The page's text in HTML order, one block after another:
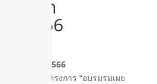
ประจำ
ณ 2566
3 พฤษภาคม 2566
นักปลัด จัดโครงการ “อบรมรมเผย